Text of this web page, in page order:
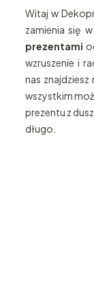
Witaj w
zamienia się
prezentami
wzruszenie i
nas
wszystkim
prezentu z
długo.